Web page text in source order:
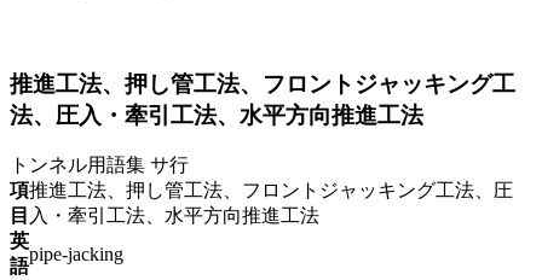
推進工法、押し管工法、フロントジャッキング工
法、圧入・牽引工法、水平方向推進工法
トンネル用語集 サ行
項
目
推進工法、押し管工法、フロントジャッキング工法、圧
入・牽引工法、水平方向推進工法
英
語
pipe-jacking